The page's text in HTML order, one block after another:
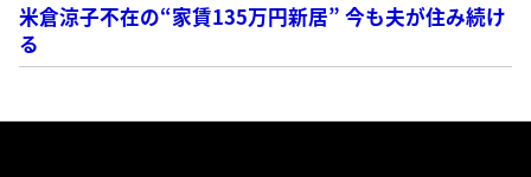
米倉涼子不在の“家賃135万円新居” 今も夫が住み続け
る